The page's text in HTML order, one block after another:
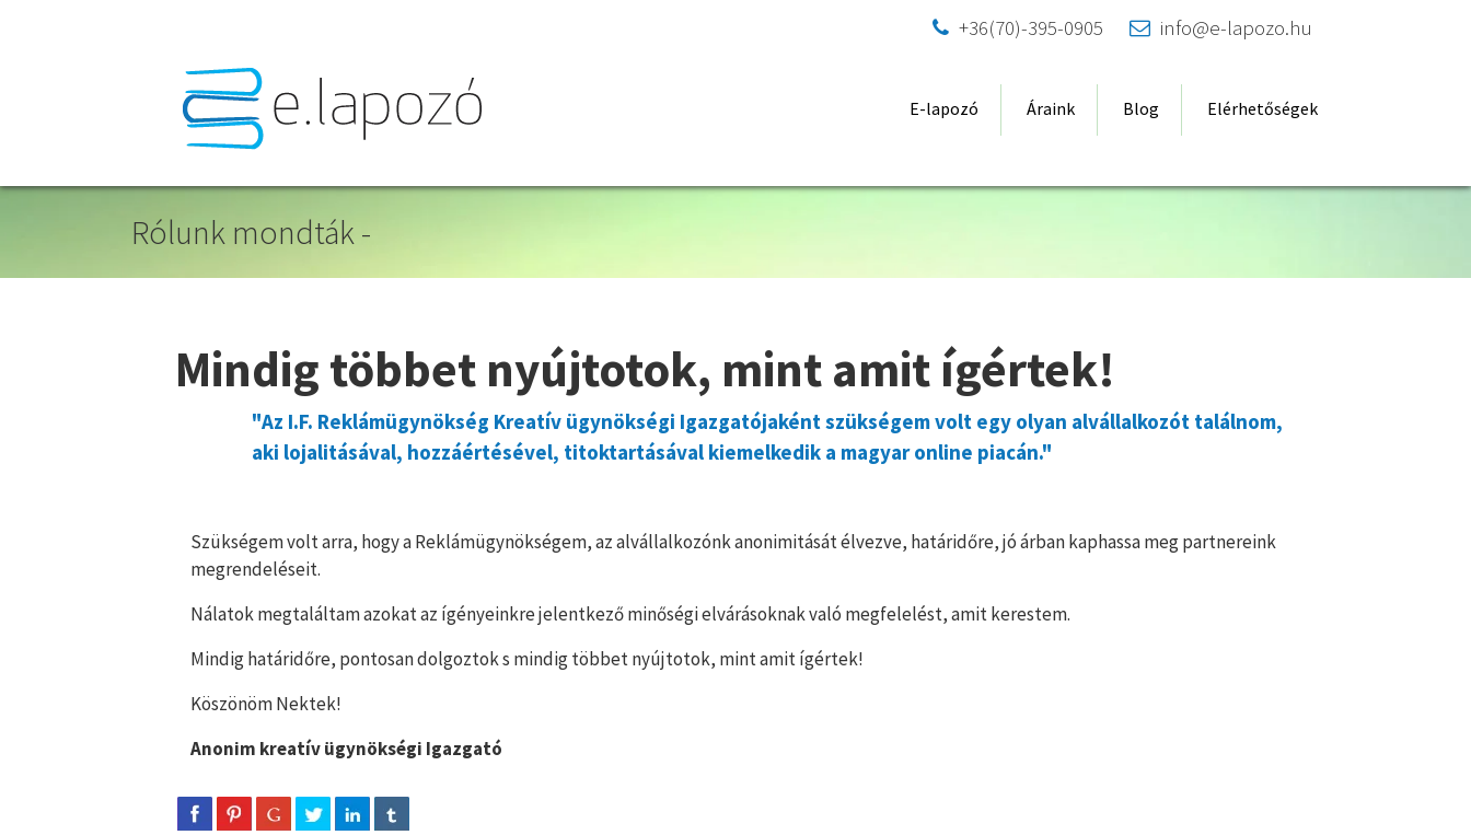
 +36(70)-395-0905  info@e-lapozo.hu
E-lapozó Áraink Blog Elérhetőségek
Rólunk mondták -
Mindig többet nyújtotok, mint amit ígértek!
"Az I.F. Reklámügynökség Kreatív ügynökségi Igazgatójaként szükségem volt egy olyan alvállalkozót találnom,
aki lojalitásával, hozzáértésével, titoktartásával kiemelkedik a magyar online piacán."
Szükségem volt arra, hogy a Reklámügynökségem, az alvállalkozónk anonimitását élvezve, határidőre, jó árban kaphassa meg partnereink
megrendeléseit.
Nálatok megtaláltam azokat az ígényeinkre jelentkező minőségi elvárásoknak való megfelelést, amit kerestem.
Mindig határidőre, pontosan dolgoztok s mindig többet nyújtotok, mint amit ígértek!
Köszönöm Nektek!
Anonim kreatív ügynökségi Igazgató